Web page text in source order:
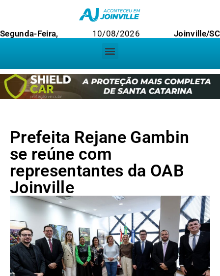
Segunda-Feira, 10/08/2026 Joinville/SC
Prefeita Rejane Gambin
se reúne com
representantes da OAB
Joinville